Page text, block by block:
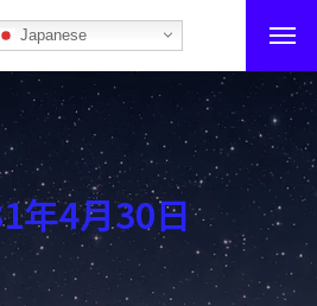
Japanese
！年4月30日